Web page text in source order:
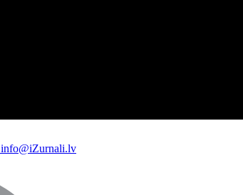
info@iZurnali.lv